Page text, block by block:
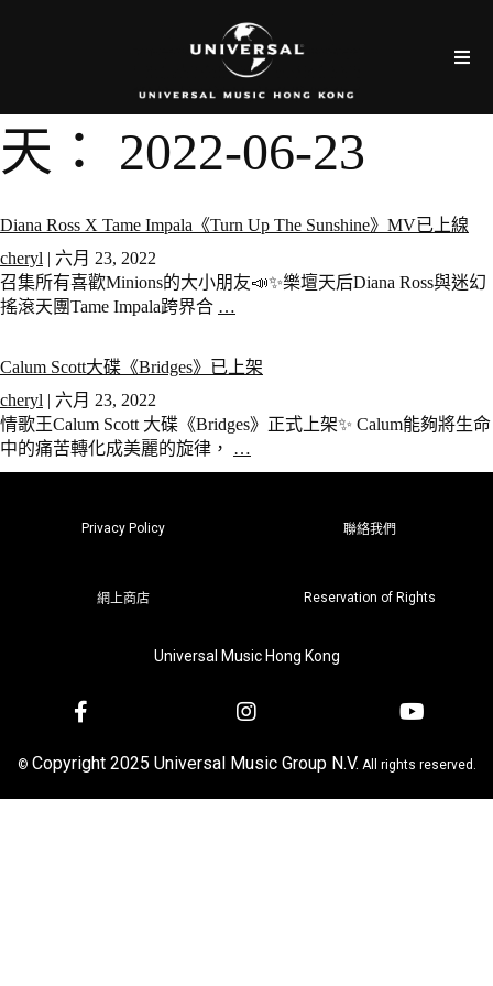
天： 2022-06-23
Diana Ross X Tame Impala《Turn Up The Sunshine》MV已上線
cheryl | 六月 23, 2022
召集所有喜歡Minions的大小朋友📣✨樂壇天后Diana Ross與迷幻
搖滾天團Tame Impala跨界合 …
Calum Scott大碟《Bridges》已上架
cheryl | 六月 23, 2022
情歌王Calum Scott 大碟《Bridges》正式上架✨ Calum能夠將生命
中的痛苦轉化成美麗的旋律， …
Privacy Policy 聯絡我們
網上商店 Reservation of Rights
Universal Music Hong Kong
© Copyright 2025 Universal Music Group N.V. All rights reserved.